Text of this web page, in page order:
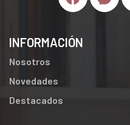
INFORMACIÓN
Nosotros
Novedades
Destacados